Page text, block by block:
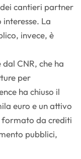
cantieri partner
La
invece, è
CNR, che ha
per
ha chiuso il
euro e un attivo
formato da crediti
pubblici,